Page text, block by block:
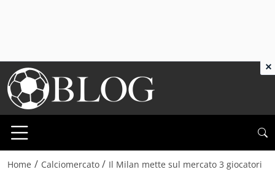
Home / Calciomercato / Il Milan mette sul mercato 3 giocatori
×